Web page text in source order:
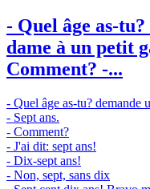
- Quel âge as-
dame à un petit
Comment? -...
- Quel âge as-tu? demande
- Sept ans.
- Comment?
- J'ai dit: sept ans!
- Dix-sept ans!
- Non, sept, sans dix